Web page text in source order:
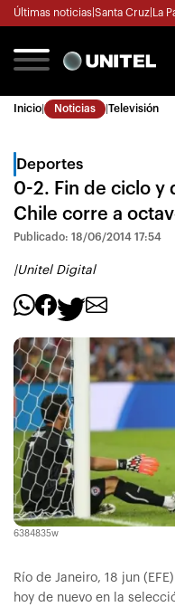
Últimas noticias Santa Cruz La
Inicio Noticias Televisión
Deportes
0-2. Fin de ciclo y
Chile corre a
Publicado: 18/06/2014 17:54
|Unitel Digital
6384835w
Río de Janeiro, 18 jun
hoy de nuevo en la